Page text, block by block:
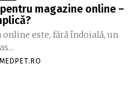
magazine online –
este, fără îndoială, un